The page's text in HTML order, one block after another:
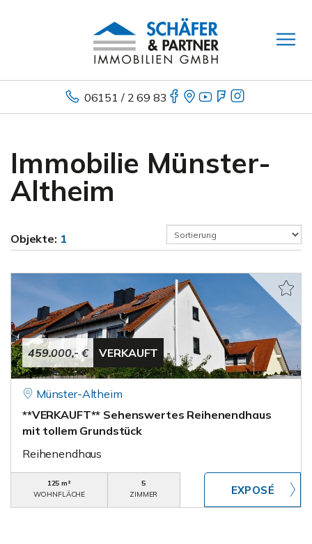
06151 / 2 69 83
Immobilie Münster-
Altheim
Objekte: 1
459.000,- € VERKAUFT
Münster-Altheim
**VERKAUFT** Sehenswertes Reihenendhaus
mit tollem Grundstück
Reihenendhaus
125 m²
WOHNFLÄCHE
5
ZIMMER